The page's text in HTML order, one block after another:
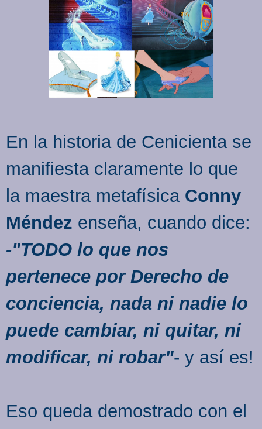
En la historia de Cenicienta se
manifiesta claramente lo que
la maestra metafísica Conny
Méndez enseña, cuando dice:
-"TODO lo que nos
pertenece por Derecho de
conciencia, nada ni nadie lo
puede cambiar, ni quitar, ni
modificar, ni robar"- y así es!
Eso queda demostrado con el